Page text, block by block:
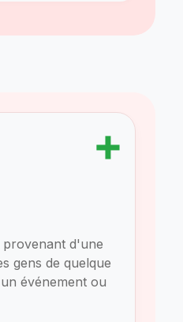
➕
d'une
gens de quelque
événement ou